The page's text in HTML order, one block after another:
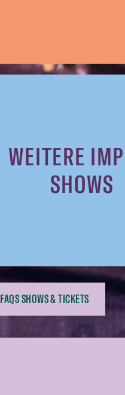
WEITERE
SHOWS
FAQS SHOWS & TICKETS